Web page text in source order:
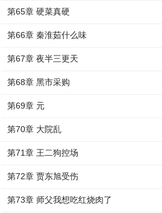
第65章 硬菜真硬
第66章 秦淮茹什么味
第67章 夜半三更天
第68章 黑市采购
第69章 元
第70章 大院乱
第71章 王二狗控场
第72章 贾东旭受伤
第73章 师父我想吃红烧肉了